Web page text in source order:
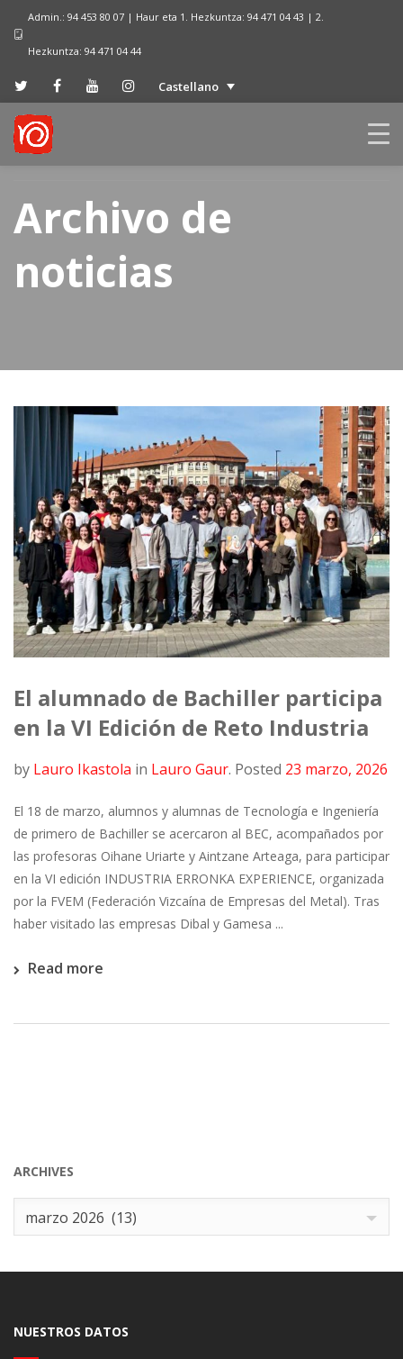
Admin.: 94 453 80 07 | Haur eta 1. Hezkuntza: 94 471 04 43 | 2.
Hezkuntza: 94 471 04 44
Castellano
Archivo de
noticias
El alumnado de Bachiller participa
en la VI Edición de Reto Industria
by Lauro Ikastola in Lauro Gaur. Posted 23 marzo, 2026
El 18 de marzo, alumnos y alumnas de Tecnología e Ingeniería
de primero de Bachiller se acercaron al BEC, acompañados por
las profesoras Oihane Uriarte y Aintzane Arteaga, para participar
en la VI edición INDUSTRIA ERRONKA EXPERIENCE, organizada
por la FVEM (Federación Vizcaína de Empresas del Metal). Tras
haber visitado las empresas Dibal y Gamesa ...
Read more
ARCHIVES
Archives
marzo 2026 (13)
NUESTROS DATOS